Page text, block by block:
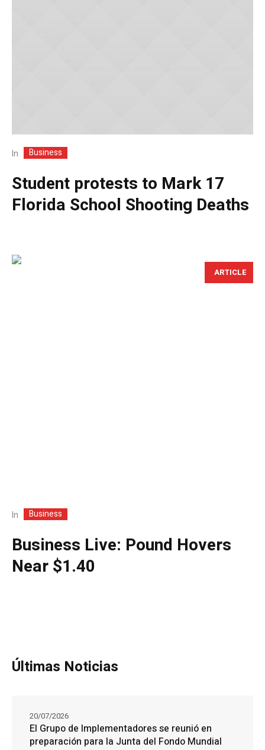
In Business
Student protests to Mark 17
Florida School Shooting Deaths
ARTICLE
In Business
Business Live: Pound Hovers
Near $1.40
Últimas Noticias
El Grupo de Implementadores se reunió en
preparación para la Junta del Fondo Mundial
20/07/2026